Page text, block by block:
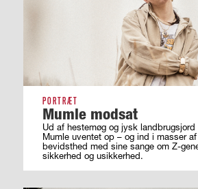
PORTRÆT
Mumle modsat
Ud af hestemøg og jysk
Mumle uventet op – og ind i masser
bevidsthed med sine sange om ­Z-
sikkerhed og usikkerhed.